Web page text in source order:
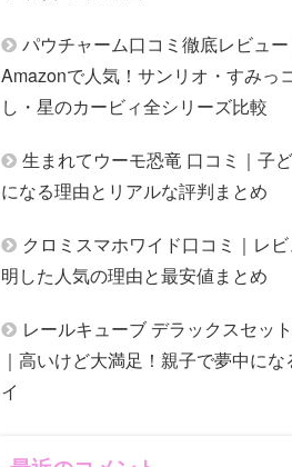
パウチャーム口コミ徹底レビュー
Amazonで人気！サンリオ・すみっ
し・星のカービィ全シリーズ比較
生まれてウーモ恐竜 口コミ｜子
になる理由とリアルな評判まとめ
クロミスマホワイド口コミ｜レ
明した人気の理由と最安値まとめ
レールキューブ デラックスセッ
｜高いけど大満足！親子で夢中にな
イ